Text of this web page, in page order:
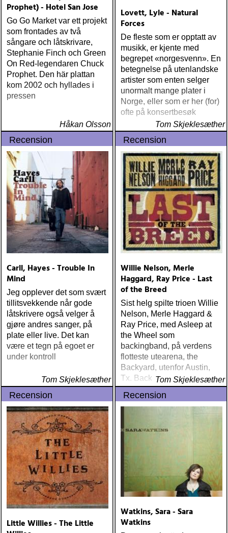
Prophet) - Hotel San Jose
Go Go Market var ett projekt
som frontades av två
sångare och låtskrivare,
Stephanie Finch och Green
On Red-legendaren Chuck
Prophet. Den här plattan
kom 2002 och hyllades i
pressen
Håkan Olsson
Lovett, Lyle - Natural
Forces
De fleste som er opptatt av
musikk, er kjente med
begrepet «norgesvenn». En
betegnelse på utenlandske
artister som enten selger
unormalt mange plater i
Norge, eller som er her (for)
ofte på konsertbesøk
Tom Skjeklesæther
Recension
Carll, Hayes - Trouble In
Mind
Jeg opplever det som svært
tillitsvekkende når gode
låtskrivere også velger å
gjøre andres sanger, på
plate eller live. Det kan
være et tegn på egoet er
under kontroll
Tom Skjeklesæther
Recension
Willie Nelson, Merle
Haggard, Ray Price - Last
of the Breed
Sist helg spilte trioen Willie
Nelson, Merle Haggard &
Ray Price, med Asleep at
the Wheel som
backingband, på verdens
flotteste utearena, the
Backyard, utenfor Austin,
Tx. Backyard ligger et
kvarters kjøretur fra Willies
hjem, han åpner sesongen
Tom Skjeklesæther
Recension
Little Willies - The Little
Recension
Watkins, Sara - Sara
Watkins